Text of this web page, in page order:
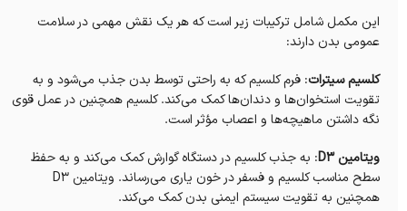
این مکمل شامل ترکیبات زیر است که هر یک نقش مهمی در سلامت
عمومی بدن دارند:
کلسیم سیترات: فرم کلسیم که به راحتی توسط بدن جذب می‌شود و به
تقویت استخوان‌ها و دندان‌ها کمک می‌کند. کلسیم همچنین در عمل قوی
نگه داشتن ماهیچه‌ها و اعصاب مؤثر است.
ویتامین D3
: به جذب کلسیم در دستگاه گوارش کمک می‌کند و به حفظ
سطح مناسب کلسیم و فسفر در خون یاری می‌رساند. ویتامین D3
همچنین به تقویت سیستم ایمنی بدن کمک می‌کند.